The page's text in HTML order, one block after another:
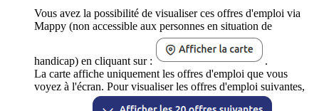
Vous avez la possibilité de visualiser ces offres d'emploi via
Mappy (non accessible aux personnes en situation de
handicap) en cliquant sur :
.
La carte affiche uniquement les offres d'emploi que vous
voyez à l'écran. Pour visualiser les offres d'emploi suivantes,